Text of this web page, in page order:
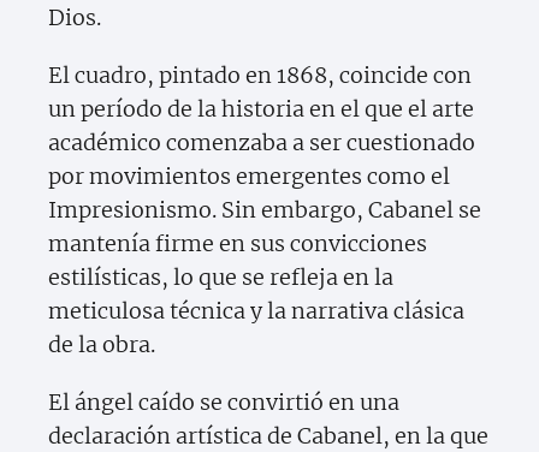
Dios.
El cuadro, pintado en 1868, coincide con
un período de la historia en el que el arte
académico comenzaba a ser cuestionado
por movimientos emergentes como el
Impresionismo. Sin embargo, Cabanel se
mantenía firme en sus convicciones
estilísticas, lo que se refleja en la
meticulosa técnica y la narrativa clásica
de la obra.
El ángel caído se convirtió en una
declaración artística de Cabanel, en la que